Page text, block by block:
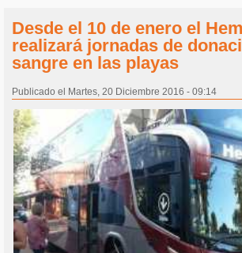
Desde el 10 de enero el
realizará jornadas de
sangre en las playas
Publicado el Martes, 20 Diciembre 2016 - 09:14